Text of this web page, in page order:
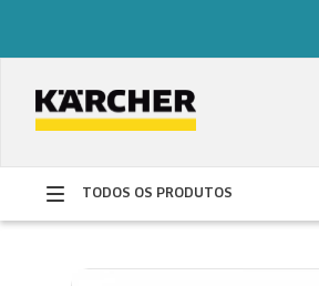
TODOS OS PRODUTOS